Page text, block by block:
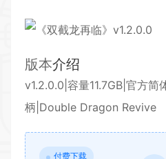
版本介绍
v1.2.0.0|容量11.7GB| 官方简
柄|Double Dragon Revive
付费下载